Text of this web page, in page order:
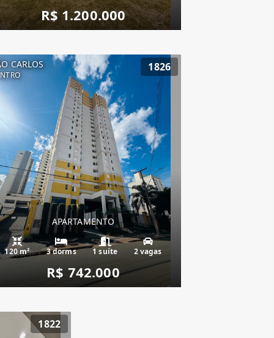
R$ 1.200.000
CARLOS 1826
APARTAMENTO
120 m² 3 dorms 1 suíte 2 vagas
R$ 742.000
1822